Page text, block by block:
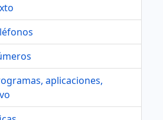
aplicaciones,